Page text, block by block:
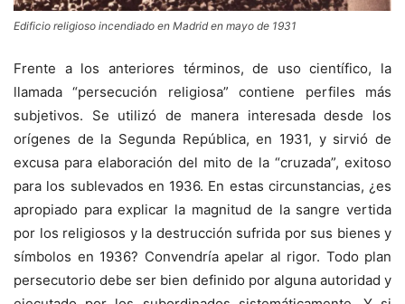
Edificio religioso incendiado en Madrid en mayo de 1931
Frente a los anteriores términos, de uso científico, la
llamada “persecución religiosa” contiene perfiles más
subjetivos. Se utilizó de manera interesada desde los
orígenes de la Segunda República, en 1931, y sirvió de
excusa para elaboración del mito de la “cruzada”, exitoso
para los sublevados en 1936. En estas circunstancias, ¿es
apropiado para explicar la magnitud de la sangre vertida
por los religiosos y la destrucción sufrida por sus bienes y
símbolos en 1936? Convendría apelar al rigor. Todo plan
persecutorio debe ser bien definido por alguna autoridad y